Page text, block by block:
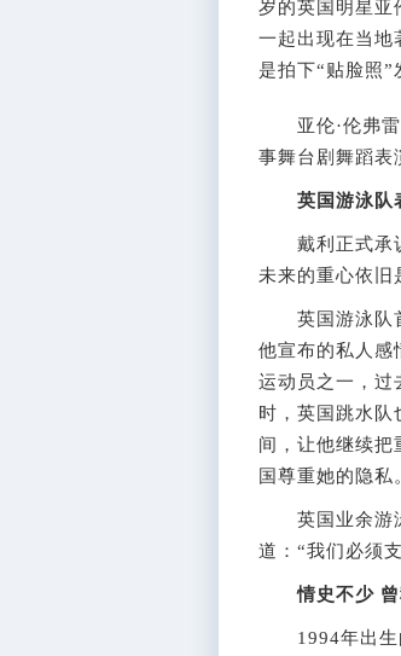
岁的英国明星亚
一起出现在当地
是拍下“贴脸照”
亚伦·伦弗雷
事舞台剧舞蹈表
英国游泳队
戴利正式承认
未来的重心依旧
英国游泳队首
他宣布的私人感
运动员之一，过
时，英国跳水队
间，让他继续把
国尊重她的隐私
英国业余游泳
道：“我们必须
情史不少
1994年出生的